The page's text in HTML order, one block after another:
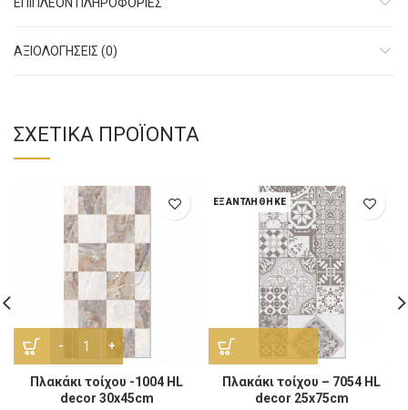
ΑΞΙΟΛΟΓΉΣΕΙΣ (0)
ΣΧΕΤΙΚΆ ΠΡΟΪΌΝΤΑ
Πλακάκι τοίχου -1004 HL decor 30x45cm ποσότητα
Πλακάκι τοίχου -1004 HL
decor 30x45cm
ΕΞΑΝΤΛΉΘΗΚΕ
Πλακάκι τοίχου – 7054 HL
decor 25x75cm